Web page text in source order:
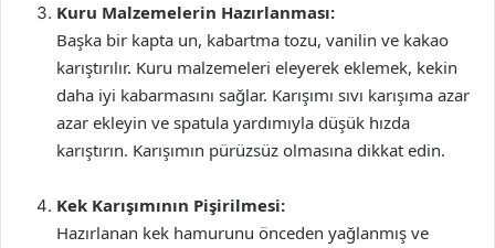
Kuru Malzemelerin Hazırlanması:
Başka bir kapta un, kabartma tozu, vanilin ve kakao
karıştırılır. Kuru malzemeleri eleyerek eklemek, kekin
daha iyi kabarmasını sağlar. Karışımı sıvı karışıma azar
azar ekleyin ve spatula yardımıyla düşük hızda
karıştırın. Karışımın pürüzsüz olmasına dikkat edin.
Kek Karışımının Pişirilmesi:
Hazırlanan kek hamurunu önceden yağlanmış ve